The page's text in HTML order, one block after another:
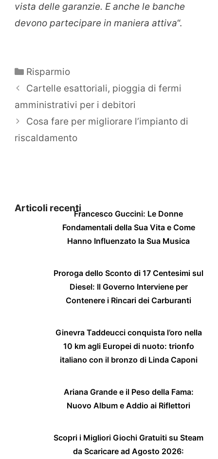
vista delle garanzie. E anche le banche
devono partecipare in maniera attiva“.
Categorie
Risparmio
Cartelle esattoriali, pioggia di fermi
amministrativi per i debitori
Cosa fare per migliorare l’impianto di
riscaldamento
Articoli recentiFrancesco Guccini: Le Donne
Fondamentali della Sua Vita e Come
Hanno Influenzato la Sua Musica
Proroga dello Sconto di 17 Centesimi sul
Diesel: Il Governo Interviene per
Contenere i Rincari dei Carburanti
Ginevra Taddeucci conquista l’oro nella
10 km agli Europei di nuoto: trionfo
italiano con il bronzo di Linda Caponi
Ariana Grande e il Peso della Fama:
Nuovo Album e Addio ai Riflettori
Scopri i Migliori Giochi Gratuiti su Steam
da Scaricare ad Agosto 2026: